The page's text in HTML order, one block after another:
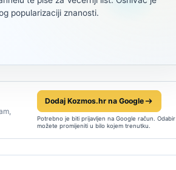
popularizaciji znanosti.
Dodaj Kozmos.hr na Google
Potrebno je biti prijavljen na Google račun. Odabir
možete promijeniti u bilo kojem trenutku.